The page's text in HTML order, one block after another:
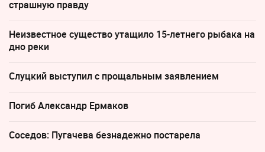
страшную правду
Неизвестное существо утащило 15-летнего рыбака на
дно реки
Слуцкий выступил с прощальным заявлением
Погиб Александр Ермаков
Соседов: Пугачева безнадежно постарела